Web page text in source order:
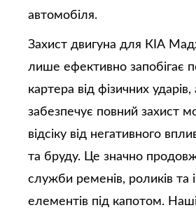
автомобіля.
Захист двигуна для КІА
лише ефективно запобігає
картера від фізичних
забезпечує повний захист
відсіку від негативного
та бруду. Це значно
служби ременів, роликів та
елементів під капотом.